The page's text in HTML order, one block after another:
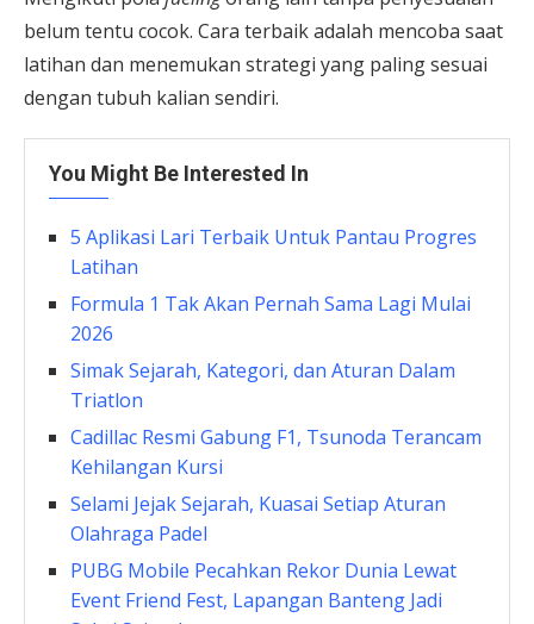
belum tentu cocok. Cara terbaik adalah mencoba saat
latihan dan menemukan strategi yang paling sesuai
dengan tubuh kalian sendiri.
You Might Be Interested In
5 Aplikasi Lari Terbaik Untuk Pantau Progres
Latihan
Formula 1 Tak Akan Pernah Sama Lagi Mulai
2026
Simak Sejarah, Kategori, dan Aturan Dalam
Triatlon
Cadillac Resmi Gabung F1, Tsunoda Terancam
Kehilangan Kursi
Selami Jejak Sejarah, Kuasai Setiap Aturan
Olahraga Padel
PUBG Mobile Pecahkan Rekor Dunia Lewat
Event Friend Fest, Lapangan Banteng Jadi